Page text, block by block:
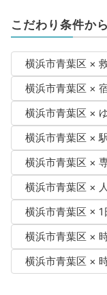
こだわり条件か
横浜市青葉区 ×
横浜市青葉区 ×
横浜市青葉区 ×
横浜市青葉区 ×
横浜市青葉区 ×
横浜市青葉区 ×
横浜市青葉区 × 1
横浜市青葉区 ×
横浜市青葉区 ×